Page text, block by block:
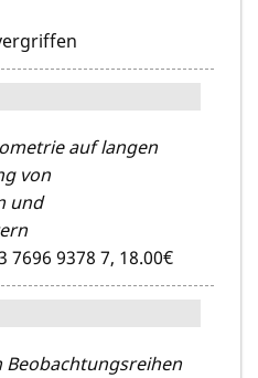
auf langen
von
und
7696 9378 7, 18.00€